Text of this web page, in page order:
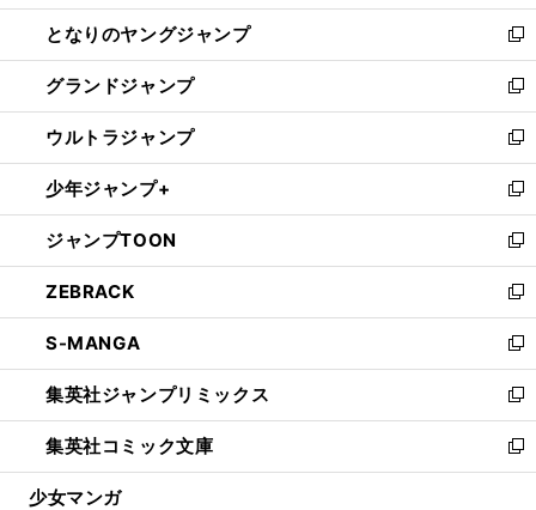
開
く
ン
ド
ウ
で
開
く
ウ
ィ
ン
ド
ウ
で
開
く
し
い
ウ
ィ
ン
ド
ウ
で
開
く
となりのヤングジャンプ
新
し
い
ウ
ィ
ン
ド
ウ
で
開
く
グランドジャンプ
新
し
い
ウ
ィ
ン
ド
ウ
で
開
く
ウルトラジャンプ
新
し
い
ウ
ィ
ン
ド
ウ
で
開
く
少年ジャンプ+
新
し
い
ウ
ィ
ン
ド
ウ
で
開
く
ジャンプTOON
新
し
い
ウ
ィ
ン
ド
ウ
で
開
ZEBRACK
新
し
い
ウ
ィ
ン
ド
ウ
S-MANGA
新
し
い
ウ
ィ
ン
集英社ジャンプリミックス
新
し
い
ウ
集英社コミック文庫
新
し
少女マンガ